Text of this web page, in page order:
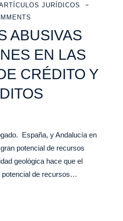
JURÍDICOS
ABUSIVAS
EN LAS
CRÉDITO Y
España, y Andalucía en
potencial de recursos
geológica hace que el
potencial de recursos…